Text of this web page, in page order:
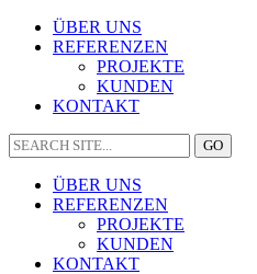
ÜBER UNS
REFERENZEN
PROJEKTE
KUNDEN
KONTAKT
ÜBER UNS
REFERENZEN
PROJEKTE
KUNDEN
KONTAKT